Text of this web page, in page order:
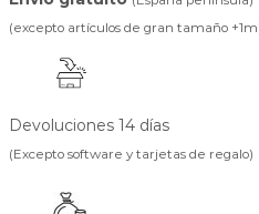
(excepto artículos de gran tamaño
Devoluciones 14 días
(Excepto software y tarjetas de regalo)